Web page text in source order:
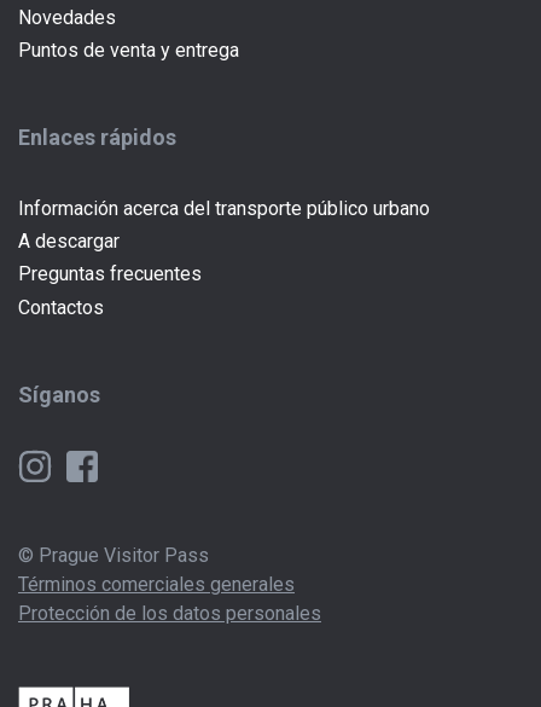
Novedades
Puntos de venta y entrega
Enlaces rápidos
Información acerca del transporte público urbano
A descargar
Preguntas frecuentes
Contactos
Síganos
© Prague Visitor Pass
Términos comerciales generales
Protección de los datos personales